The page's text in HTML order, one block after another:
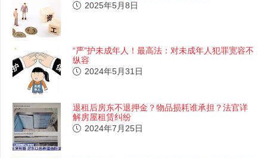
2025年5月8日
“严”护未成年人！最高法：对未成年人犯罪宽容不
纵容
2024年5月31日
退租后房东不退押金？物品损耗谁承担？法官详
解房屋租赁纠纷
2024年7月25日